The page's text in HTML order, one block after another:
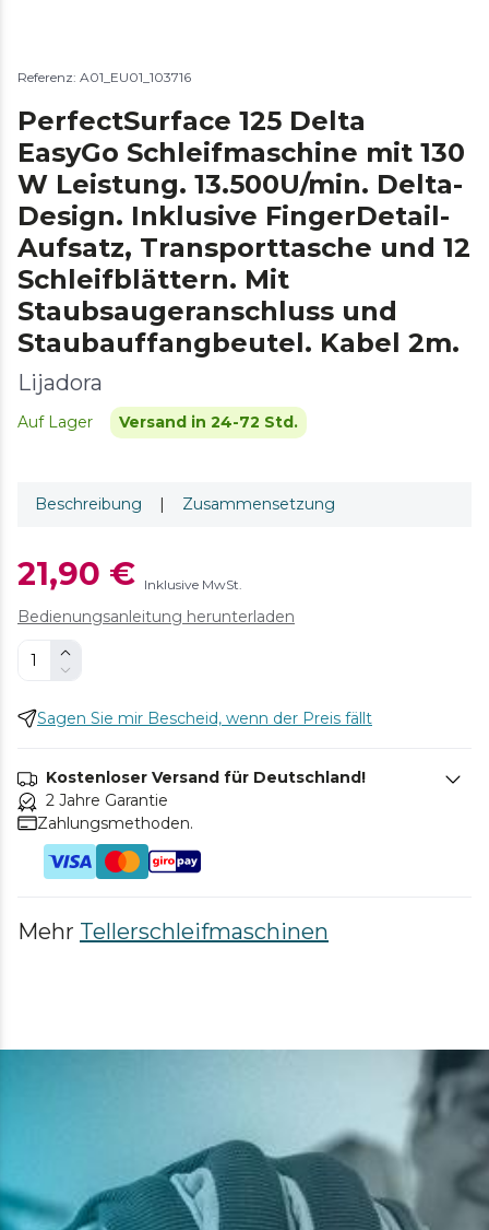
Referenz: A01_EU01_103716
PerfectSurface 125 Delta
EasyGo Schleifmaschine mit 130
W Leistung. 13.500U/min. Delta-
Design. Inklusive FingerDetail-
Aufsatz, Transporttasche und 12
Schleifblättern. Mit
Staubsaugeranschluss und
Staubauffangbeutel. Kabel 2m.
Lijadora
Auf Lager Versand in 24-72 Std.
Beschreibung | Zusammensetzung
21,90 € Inklusive MwSt.
Bedienungsanleitung herunterladen
Sagen Sie mir Bescheid, wenn der Preis fällt
Kostenloser Versand für Deutschland!
2 Jahre Garantie
Zahlungsmethoden.
Mehr Tellerschleifmaschinen